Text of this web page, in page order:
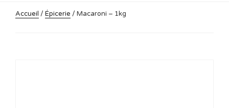
Accueil / Épicerie / Macaroni – 1kg